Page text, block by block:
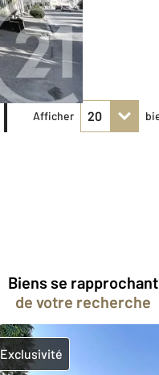
Afficher
Biens se rapprochant
de votre recherche
Exclusivité